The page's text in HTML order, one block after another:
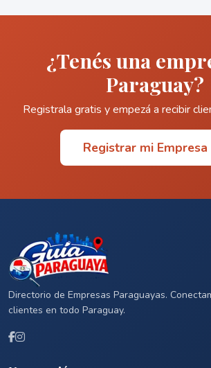
¿Tenés una
Paraguay?
Registrala gratis y empezá a recibir
Registrar mi Empresa
Directorio de Empresas Paraguayas.
clientes en todo Paraguay.